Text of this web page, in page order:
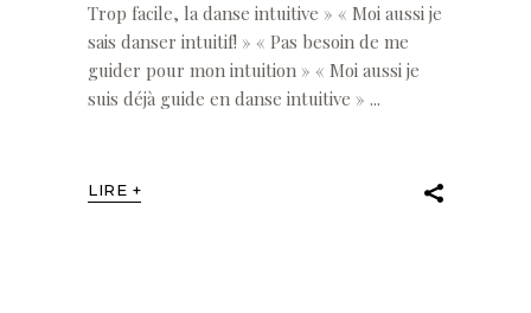
Trop facile, la danse intuitive » « Moi aussi je
sais danser intuitif! » « Pas besoin de me
guider pour mon intuition » « Moi aussi je
suis déjà guide en danse intuitive »
LIRE +